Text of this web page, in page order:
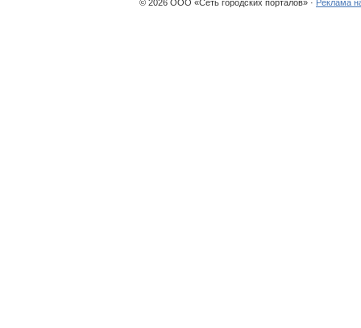
© 2026 ООО «Сеть городских порталов» · Реклама